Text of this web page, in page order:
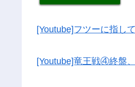
[Youtube]フツーに指し
[Youtube]竜王戦④終盤